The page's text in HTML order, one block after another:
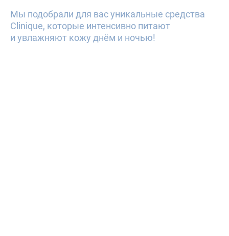
Мы подобрали для вас уникальные средства
Clinique, которые интенсивно питают
и увлажняют кожу днём и ночью!